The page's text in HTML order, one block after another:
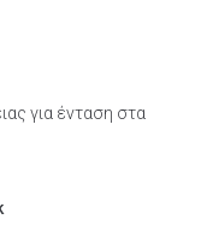
για ένταση στα